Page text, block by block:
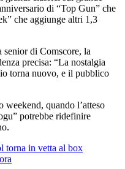
di “Top Gun” che
che aggiunge altri 1,3
senior di Comscore, la
precisa: “La nostalgia
torna nuovo, e il pubblico
weekend, quando l’atteso
potrebbe ridefinire
l torna in vetta al box